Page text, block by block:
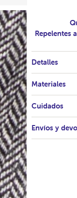
Repelentes
Detalles
Materiales
Cuidados
Envíos y